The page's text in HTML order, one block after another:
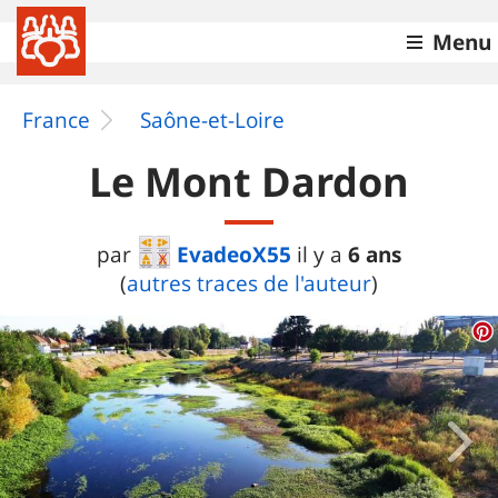
Menu
France Saône-et-Loire
Le Mont Dardon
par EvadeoX55 il y a 6 ans
(autres traces de l'auteur)